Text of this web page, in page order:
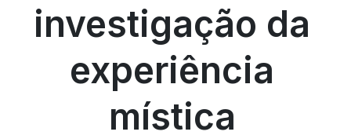
investigação da
experiência
mística